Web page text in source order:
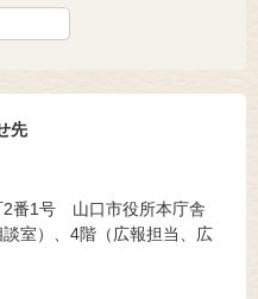
先
2番1号 山口市役所本庁舎
室）、4階（広報担当、広